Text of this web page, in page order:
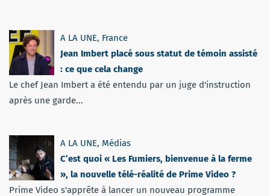
A LA UNE, France
Jean Imbert placé sous statut de témoin assisté
: ce que cela change
Le chef Jean Imbert a été entendu par un juge d'instruction
après une garde...
A LA UNE, Médias
C’est quoi « Les Fumiers, bienvenue à la ferme
», la nouvelle télé-réalité de Prime Video ?
Prime Video s'apprête à lancer un nouveau programme